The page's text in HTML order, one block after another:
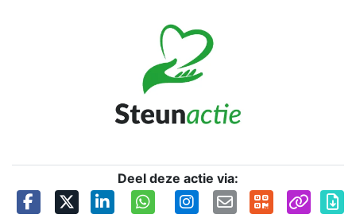
Deel deze actie via: